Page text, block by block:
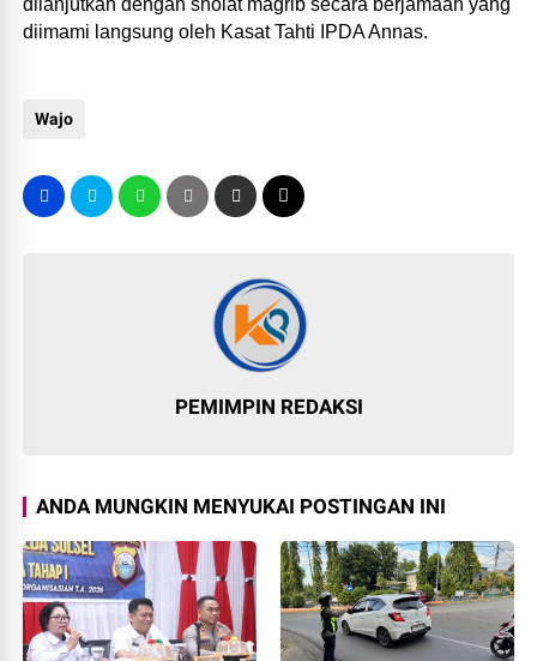
dilanjutkan dengan sholat magrib secara berjamaah yang
diimami langsung oleh Kasat Tahti IPDA Annas.
Wajo
PEMIMPIN REDAKSI
ANDA MUNGKIN MENYUKAI POSTINGAN INI